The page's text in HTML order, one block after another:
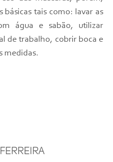
básicas tais como: lavar as
água e sabão, utilizar
de trabalho, cobrir boca e
medidas.
Ferreira